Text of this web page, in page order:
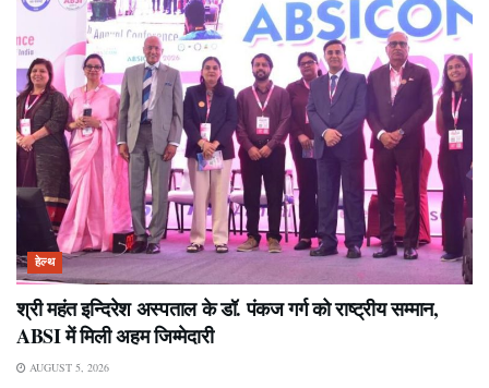
हेल्थ
श्री महंत इन्दिरेश अस्पताल के डॉ. पंकज गर्ग को राष्ट्रीय सम्मान,
ABSI में मिली अहम जिम्मेदारी
AUGUST 5, 2026